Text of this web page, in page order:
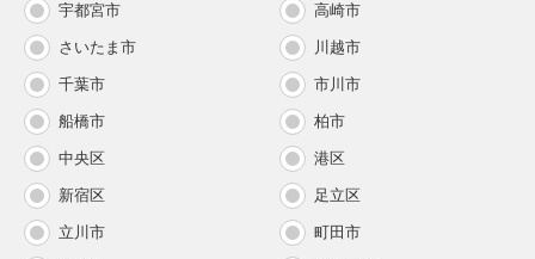
宇都宮市 高崎市
さいたま市 川越市
千葉市 市川市
船橋市 柏市
中央区 港区
新宿区 足立区
立川市 町田市